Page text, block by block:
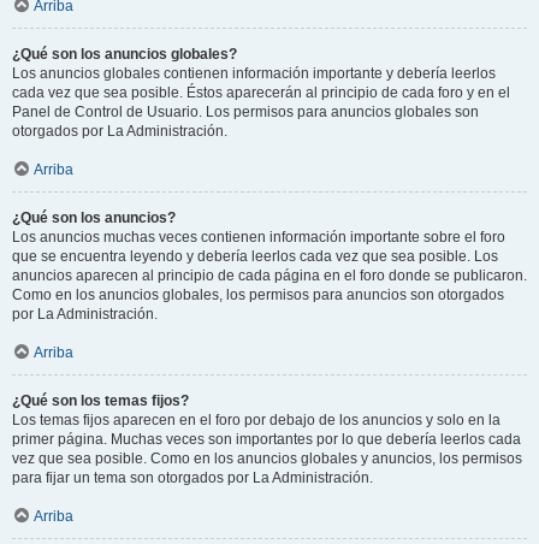
Arriba
¿Qué son los anuncios globales?
Los anuncios globales contienen información importante y debería leerlos
cada vez que sea posible. Éstos aparecerán al principio de cada foro y en el
Panel de Control de Usuario. Los permisos para anuncios globales son
otorgados por La Administración.
Arriba
¿Qué son los anuncios?
Los anuncios muchas veces contienen información importante sobre el foro
que se encuentra leyendo y debería leerlos cada vez que sea posible. Los
anuncios aparecen al principio de cada página en el foro donde se publicaron.
Como en los anuncios globales, los permisos para anuncios son otorgados
por La Administración.
Arriba
¿Qué son los temas fijos?
Los temas fijos aparecen en el foro por debajo de los anuncios y solo en la
primer página. Muchas veces son importantes por lo que debería leerlos cada
vez que sea posible. Como en los anuncios globales y anuncios, los permisos
para fijar un tema son otorgados por La Administración.
Arriba